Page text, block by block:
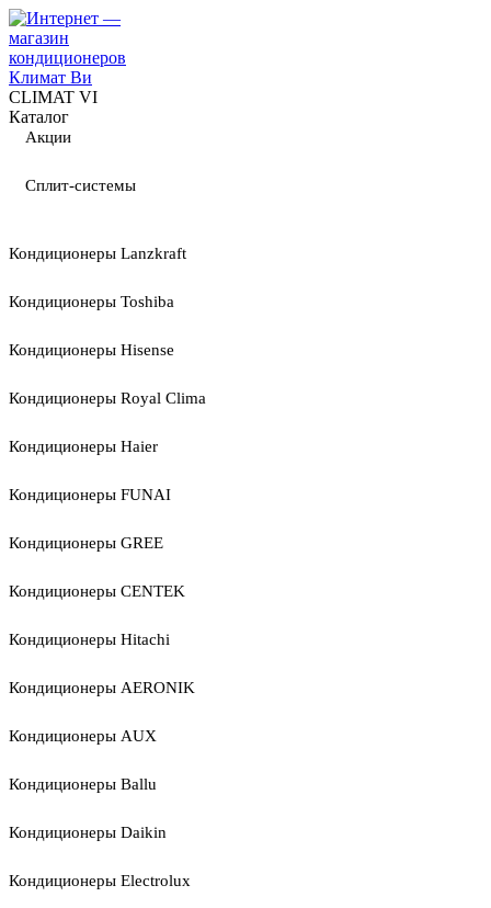
CLIMAT VI
Каталог
Акции
Сплит-системы
Кондиционеры Lanzkraft
Кондиционеры Toshiba
Кондиционеры Hisense
Кондиционеры Royal Clima
Кондиционеры Haier
Кондиционеры FUNAI
Кондиционеры GREE
Кондиционеры CENTEK
Кондиционеры Hitachi
Кондиционеры AERONIK
Кондиционеры AUX
Кондиционеры Ballu
Кондиционеры Daikin
Кондиционеры Electrolux